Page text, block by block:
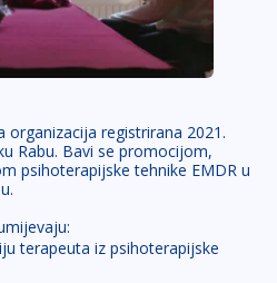
organizacija registrirana 2021.
Rabu. Bavi se promocijom,
psihoterapijske tehnike EMDR u
terapeuta iz psihoterapijske